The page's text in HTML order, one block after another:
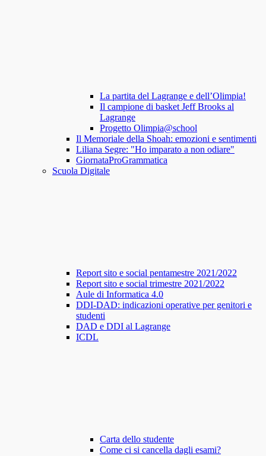
La partita del Lagrange e dell’Olimpia!
Il campione di basket Jeff Brooks al
Lagrange
Progetto Olimpia@school
Il Memoriale della Shoah: emozioni e sentimenti
Liliana Segre: "Ho imparato a non odiare"
GiornataProGrammatica
Scuola Digitale
Report sito e social pentamestre 2021/2022
Report sito e social trimestre 2021/2022
Aule di Informatica 4.0
DDI-DAD: indicazioni operative per genitori e
studenti
DAD e DDI al Lagrange
ICDL
Carta dello studente
Come ci si cancella dagli esami?